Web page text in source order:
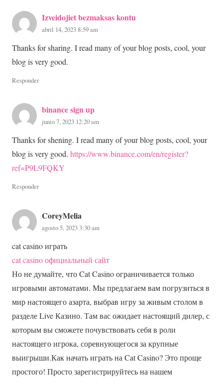
Izveidojiet bezmaksas kontu
abril 14, 2023 8:59 am
Thanks for sharing. I read many of your blog posts, cool, your
blog is very good.
Responder
binance sign up
junio 7, 2023 12:20 am
Thanks for shening. I read many of your blog posts, cool, your
blog is very good. https://www.binance.com/en/register?
ref=P9L9FQKY
Responder
CoreyMelia
agosto 5, 2023 3:30 am
cat casino играть
cat casino официальный сайт
Но не думайте, что Cat Casino ограничивается только
игровыми автоматами. Мы предлагаем вам погрузиться в
мир настоящего азарта, выбрав игру за живым столом в
разделе Live Казино. Там вас ожидает настоящий дилер, с
которым вы сможете почувствовать себя в роли
настоящего игрока, соревнующегося за крупные
выигрыши.Как начать играть на Cat Casino? Это проще
простого! Просто зарегистрируйтесь на нашем